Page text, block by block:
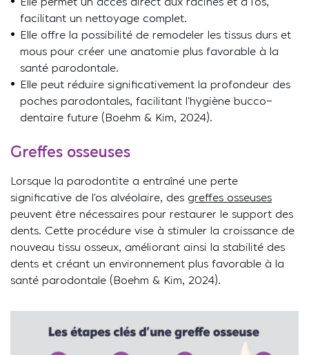
facilitant un nettoyage complet.
Elle offre la possibilité de remodeler les tissus durs et
mous pour créer une anatomie plus favorable à la
santé parodontale.
Elle peut réduire significativement la profondeur des
poches parodontales, facilitant l’hygiène bucco-
dentaire future (Boehm & Kim, 2024).
Greffes osseuses
Lorsque la parodontite a entraîné une perte
significative de l’os alvéolaire, des greffes osseuses
peuvent être nécessaires pour restaurer le support des
dents. Cette procédure vise à stimuler la croissance de
nouveau tissu osseux, améliorant ainsi la stabilité des
dents et créant un environnement plus favorable à la
santé parodontale (Boehm & Kim, 2024).